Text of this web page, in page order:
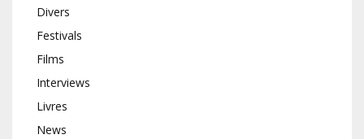
Divers
Festivals
Films
Interviews
Livres
News